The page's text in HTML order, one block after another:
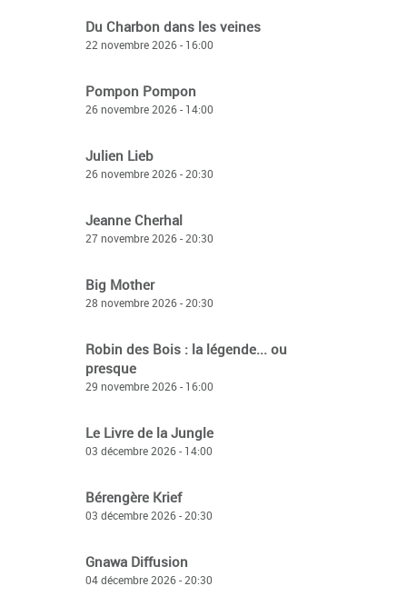
Du Charbon dans les veines
22 novembre 2026 - 16:00
Pompon Pompon
26 novembre 2026 - 14:00
Julien Lieb
26 novembre 2026 - 20:30
Jeanne Cherhal
27 novembre 2026 - 20:30
Big Mother
28 novembre 2026 - 20:30
Robin des Bois : la légende... ou
presque
29 novembre 2026 - 16:00
Le Livre de la Jungle
03 décembre 2026 - 14:00
Bérengère Krief
03 décembre 2026 - 20:30
Gnawa Diffusion
04 décembre 2026 - 20:30